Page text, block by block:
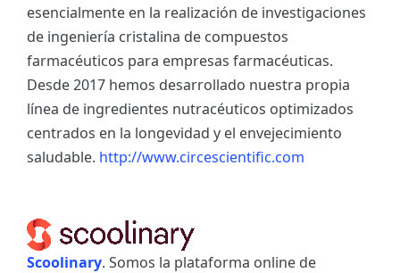
esencialmente en la realización de investigaciones
de ingeniería cristalina de compuestos
farmacéuticos para empresas farmacéuticas.
Desde 2017 hemos desarrollado nuestra propia
línea de ingredientes nutracéuticos optimizados
centrados en la longevidad y el envejecimiento
saludable. http://www.circescientific.com
Scoolinary. Somos la plataforma online de